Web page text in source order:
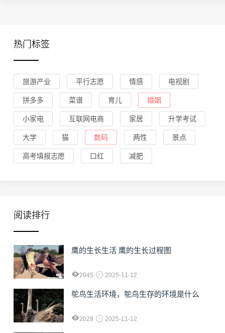
热门标签
旅游产业 平行志愿 情感 电视剧
拼多多 菜谱 育儿 婚姻
小家电 互联网电商 家居 升学考试
大学 猫 数码 两性 景点
高考填报志愿 口红 减肥
阅读排行
鹰的生长生活 鹰的生长过程图
2045 2025-11-12
鸵鸟生活环境，鸵鸟生存的环境是什么
2029 2025-11-12